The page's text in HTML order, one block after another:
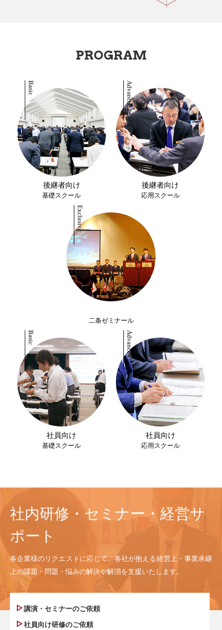
PROGRAM
後継者向け
基礎スクール
後継者向け
応用スクール
二条ゼミナール
社員向け
基礎スクール
社員向け
応用スクール
社内研修・セミナー・経営サ
ポート
各企業様のリクエストに応じて、各社が抱える経営上・事業承継
上の課題・問題・悩みの解決や解消を支援いたします。
講演・セミナーのご依頼
社員向け研修のご依頼